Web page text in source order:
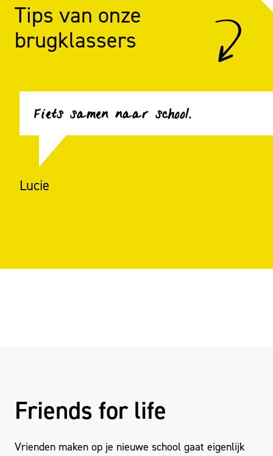
Tips van onze
brugklassers
Fiets samen naar school.
Lucie
Friends for life
Vrienden maken op je nieuwe school gaat eigenlijk